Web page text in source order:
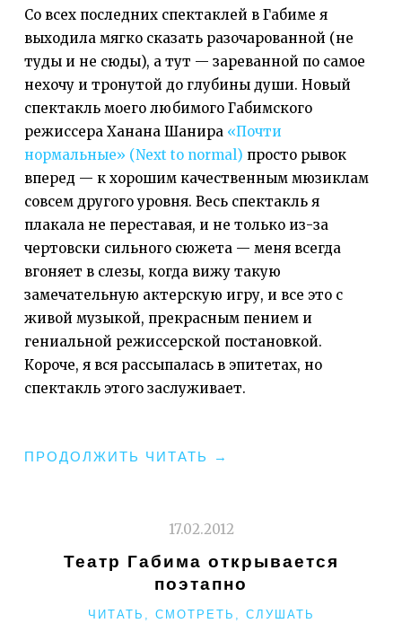
Со всех последних спектаклей в Габиме я
выходила мягко сказать разочарованной (не
туды и не сюды), а тут — зареванной по самое
нехочу и тронутой до глубины души. Новый
спектакль моего любимого Габимского
режиссера Ханана Шанира «Почти
нормальные» (Next to normal) просто рывок
вперед — к хорошим качественным мюзиклам
совсем другого уровня. Весь спектакль я
плакала не переставая, и не только из-за
чертовски сильного сюжета — меня всегда
вгоняет в слезы, когда вижу такую
замечательную актерскую игру, и все это с
живой музыкой, прекрасным пением и
гениальной режиссерской постановкой.
Короче, я вся рассыпалась в эпитетах, но
спектакль этого заслуживает.
ПРОДОЛЖИТЬ ЧИТАТЬ
"ПОЧТИ
→
17.02.2012
Театр Габима открывается
поэтапно
РУБРИКИ
ЧИТАТЬ, СМОТРЕТЬ, СЛУШАТЬ